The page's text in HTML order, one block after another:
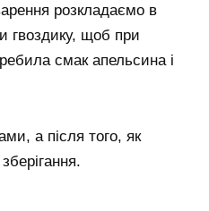
розкладаємо в
гвоздику, щоб при
смак апельсина і
а після того, як